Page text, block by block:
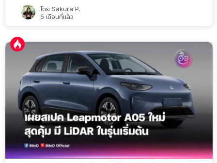
โดย Sakura P.
5 เดือนที่แล้ว